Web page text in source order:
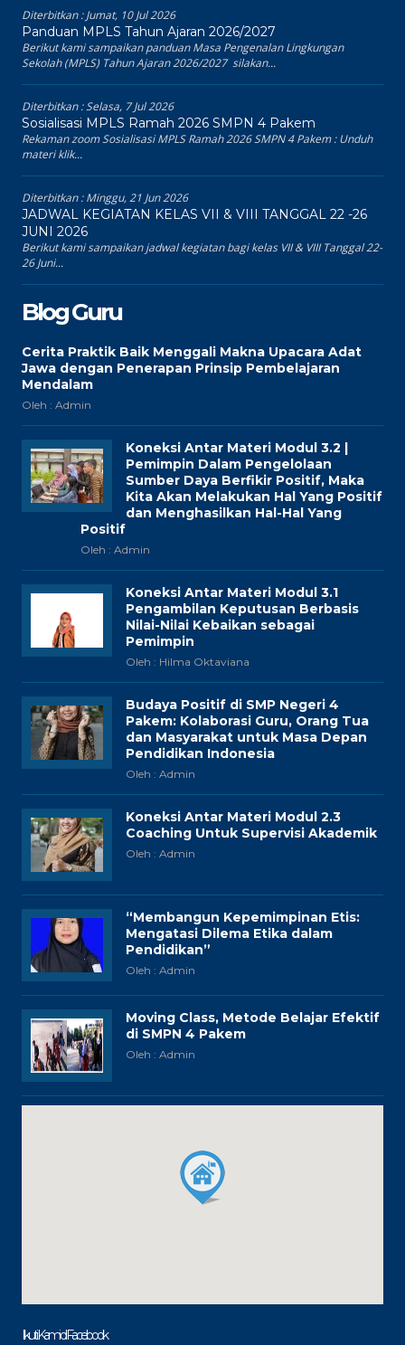
Diterbitkan :Jumat, 10 Jul 2026
Panduan MPLS Tahun Ajaran 2026/2027
Berikut kami sampaikan panduan Masa Pengenalan Lingkungan
Sekolah (MPLS) Tahun Ajaran 2026/2027 silakan...
Diterbitkan :Selasa, 7 Jul 2026
Sosialisasi MPLS Ramah 2026 SMPN 4 Pakem
Rekaman zoom Sosialisasi MPLS Ramah 2026 SMPN 4 Pakem : Unduh
materi klik...
Diterbitkan :Minggu, 21 Jun 2026
JADWAL KEGIATAN KELAS VII & VIII TANGGAL 22 -26
JUNI 2026
Berikut kami sampaikan jadwal kegiatan bagi kelas VII & VIII Tanggal 22-
26 Juni...
Blog Guru
Cerita Praktik Baik Menggali Makna Upacara Adat
Jawa dengan Penerapan Prinsip Pembelajaran
Mendalam
Oleh : Admin
Koneksi Antar Materi Modul 3.2 |
Pemimpin Dalam Pengelolaan
Sumber Daya Berfikir Positif, Maka
Kita Akan Melakukan Hal Yang Positif
dan Menghasilkan Hal-Hal Yang
Positif
Oleh : Admin
Koneksi Antar Materi Modul 3.1
Pengambilan Keputusan Berbasis
Nilai-Nilai Kebaikan sebagai
Pemimpin
Oleh : Hilma Oktaviana
Budaya Positif di SMP Negeri 4
Pakem: Kolaborasi Guru, Orang Tua
dan Masyarakat untuk Masa Depan
Pendidikan Indonesia
Oleh : Admin
Koneksi Antar Materi Modul 2.3
Coaching Untuk Supervisi Akademik
Oleh : Admin
“Membangun Kepemimpinan Etis:
Mengatasi Dilema Etika dalam
Pendidikan”
Oleh : Admin
Moving Class, Metode Belajar Efektif
di SMPN 4 Pakem
Oleh : Admin
Ikuti Kami di Facebook